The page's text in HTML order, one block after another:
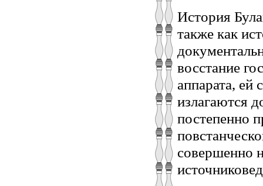
История
также как
восстание
аппарата, ей
излагаются
постепенно
совершенно